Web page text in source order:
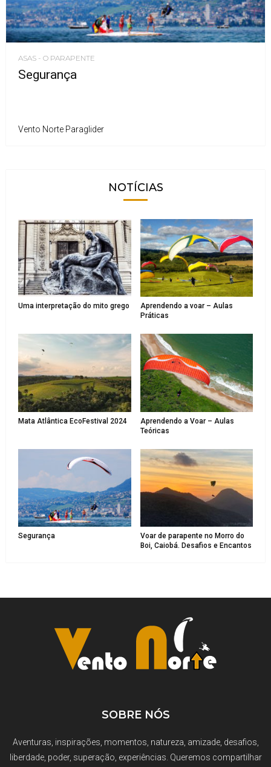
ASAS - O PARAPENTE
Segurança
Vento Norte Paraglider
NOTÍCIAS
Uma interpretação do mito grego
Aprendendo a voar – Aulas
Práticas
Mata Atlântica EcoFestival 2024
Aprendendo a Voar – Aulas
Teóricas
Segurança
Voar de parapente no Morro do
Boi, Caiobá. Desafios e Encantos
SOBRE NÓS
Aventuras, inspirações, momentos, natureza, amizade, desafios,
liberdade, poder, superação, experiências. Queremos compartilhar